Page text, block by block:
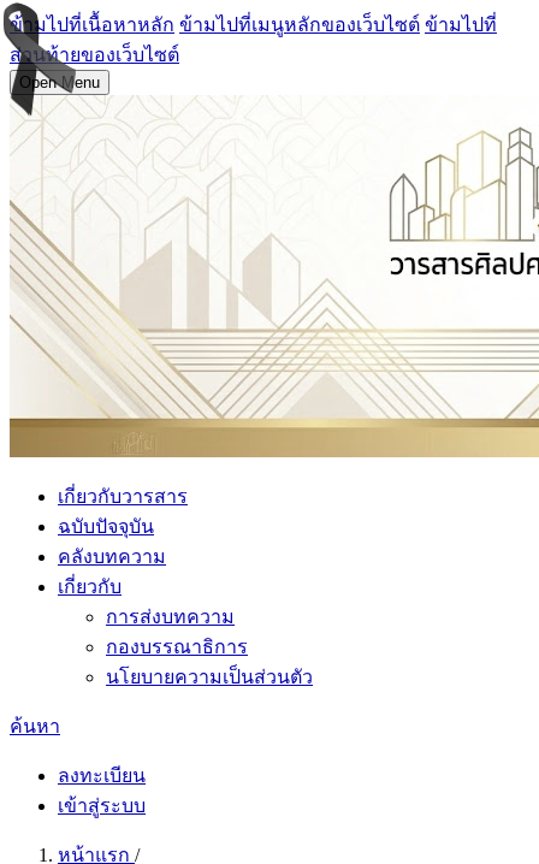
ข้ามไปที่เนื้อหาหลัก ข้ามไปที่เมนูหลักของเว็บไซต์ ข้ามไปที่
ส่วนท้ายของเว็บไซต์
Open Menu
เกี่ยวกับวารสาร
ฉบับปัจจุบัน
คลังบทความ
เกี่ยวกับ
การส่งบทความ
กองบรรณาธิการ
นโยบายความเป็นส่วนตัว
ค้นหา
ลงทะเบียน
เข้าสู่ระบบ
หน้าแรก /